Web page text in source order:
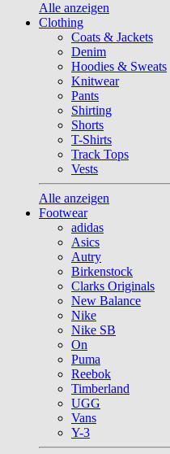
Alle anzeigen
Clothing
Coats & Jackets
Denim
Hoodies & Sweats
Knitwear
Pants
Shirting
Shorts
T-Shirts
Track Tops
Vests
Alle anzeigen
Footwear
adidas
Asics
Autry
Birkenstock
Clarks Originals
New Balance
Nike
Nike SB
On
Puma
Reebok
Timberland
UGG
Vans
Y-3